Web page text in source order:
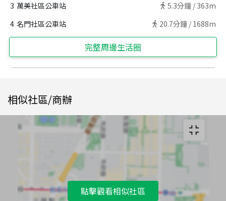
3 萬美社區公車站 5.3分鐘 / 363m
4 名門社區公車站 20.7分鐘 / 1688m
完整周邊生活圈
相似社區/商辦
點擊觀看相似社區